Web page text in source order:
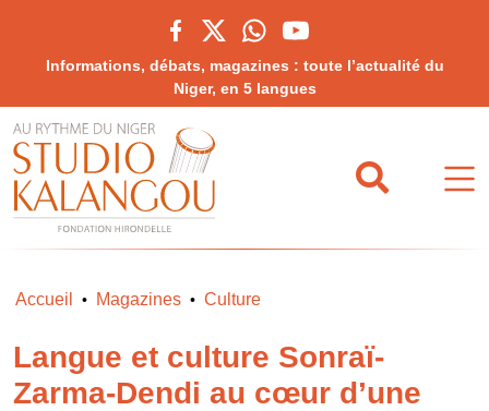
Informations, débats, magazines : toute l’actualité du
Niger, en 5 langues
Accueil • Magazines • Culture
Langue et culture Sonraï-
Zarma-Dendi au cœur d’une